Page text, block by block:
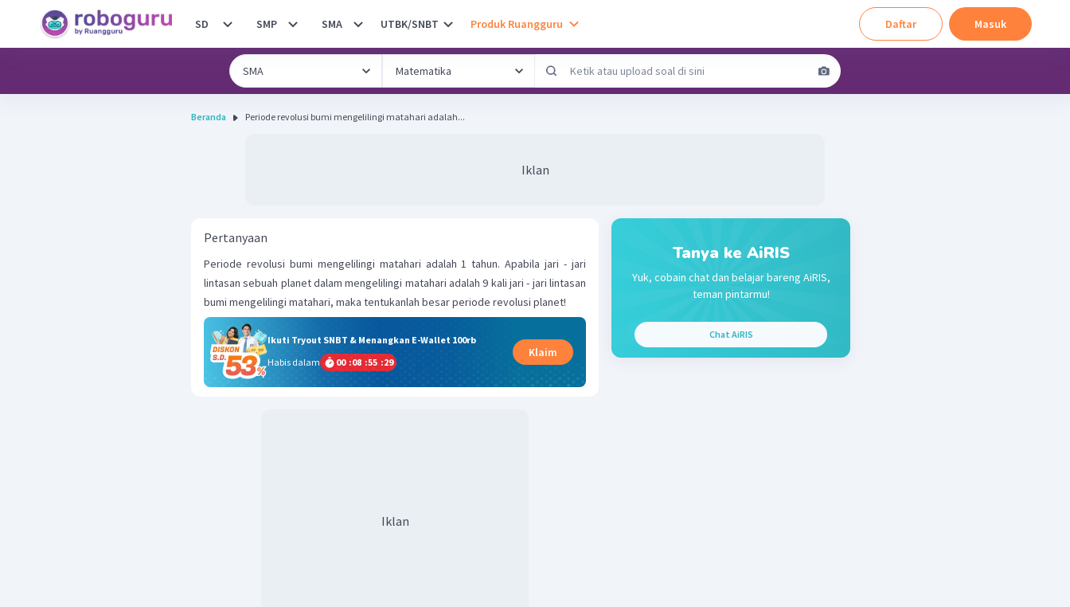
SD SMP SMA UTBK/SNBT Produk Ruangguru Daftar Masuk
Beranda Periode revolusi bumi mengelilingi matahari adalah...
Iklan
Pertanyaan
Periode revolusi bumi mengelilingi matahari adalah 1 tahun. Apabila jari - jari
lintasan sebuah planet dalam mengelilingi matahari adalah 9 kali jari - jari lintasan
bumi mengelilingi matahari, maka tentukanlah besar periode revolusi planet!
Ikuti Tryout SNBT & Menangkan E-Wallet 100rb
Habis dalam
00 :08 :55 :29
Klaim
Iklan
Tanya ke AiRIS
Yuk, cobain chat dan belajar bareng AiRIS,
teman pintarmu!
Chat AiRIS